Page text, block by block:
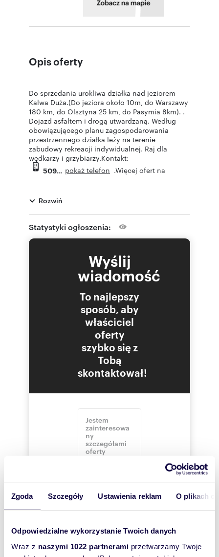
Zgoda Szczegóły Ustawienia reklam O plikach
Odpowiedzialne wykorzystanie Twoich danych
Wraz z naszymi 1022 partnerami przetwarzamy Twoje
Opis oferty
Do sprzedania urokliwa działka nad jeziorem
Kalwa Duża.(Do jeziora około 10m, do Warszawy
180 km, do Olsztyna 25 km, do Pasymia 8km). .
Dojazd asfaltem i drogą utwardzaną. Według
obowiązującego planu zagospodarowania
przestrzennego działka leży na terenie
zabudowy rekreacji indywidualnej. Raj dla
wędkarzy i grzybiarzy.Kontakt:
509 pokaż telefon .Więcej ofert na
Numer oferty: 426880013
Rozwiń
Statystyki ogłoszenia:
Wyślij
wiadomość
To najlepszy
sposób, aby
właściciel
oferty
szybko się z
Tobą
skontaktował!
Szukam najtańszego